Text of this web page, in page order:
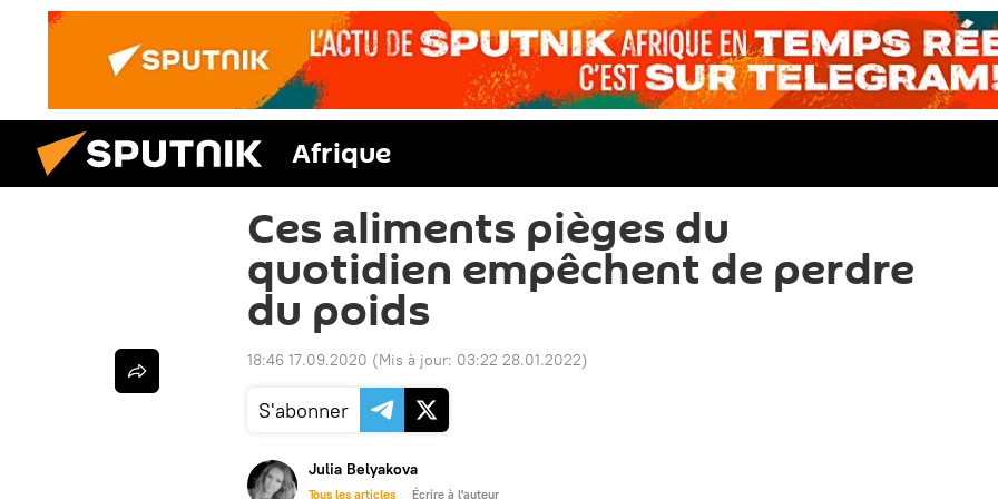
Afrique
Ces aliments pièges du
quotidien empêchent de perdre
du poids
18:46 17.09.2020 (Mis à jour: 03:22 28.01.2022)
S'abonner
Julia Belyakova
Tous les articles Écrire à l'auteur